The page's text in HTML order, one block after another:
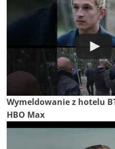
Wymeldowanie z hotelu
HBO Max